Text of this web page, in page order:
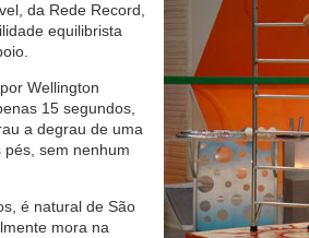
da Rede Record,
equilibrista
Wellington
15 segundos,
a degrau de uma
sem nenhum
é natural de São
mora na